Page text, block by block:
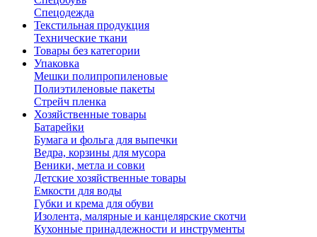
Спецодежда
Текстильная продукция
Технические ткани
Товары без категории
Упаковка
Мешки полипропиленовые
Полиэтиленовые пакеты
Стрейч пленка
Хозяйственные товары
Батарейки
Бумага и фольга для выпечки
Ведра, корзины для мусора
Веники, метла и совки
Детские хозяйственные товары
Емкости для воды
Губки и крема для обуви
Изолента, малярные и канцелярские скотчи
Кухонные принадлежности и инструменты